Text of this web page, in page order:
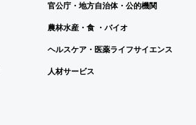
官公庁・地方自治体・公的機関
農林水産・食 ・バイオ
ヘルスケア・医薬ライフサイエンス
人材サービス